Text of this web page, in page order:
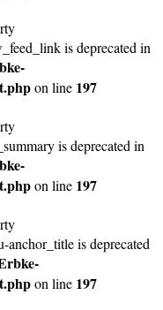
is deprecated in
on line 197
is deprecated in
on line 197
is deprecated
on line 197